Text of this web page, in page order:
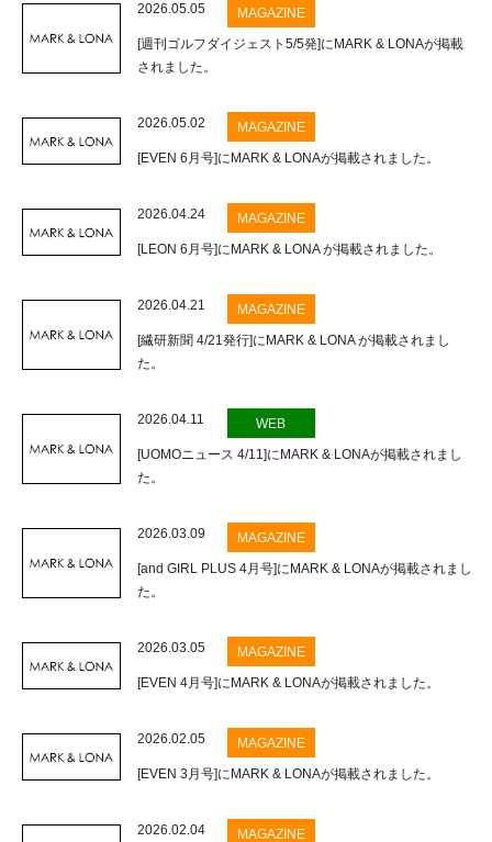
2026.05.05
MAGAZINE
[週刊ゴルフダイジェスト5/5発]にMARK & LONAが掲載
されました。
2026.05.02
MAGAZINE
[EVEN 6月号]にMARK & LONAが掲載されました。
2026.04.24
MAGAZINE
[LEON 6月号]にMARK & LONA が掲載されました。
2026.04.21
MAGAZINE
[繊研新聞 4/21発行]にMARK & LONA が掲載されまし
た。
2026.04.11
WEB
[UOMOニュース 4/11]にMARK & LONAが掲載されまし
た。
2026.03.09
MAGAZINE
[and GIRL PLUS 4月号]にMARK & LONAが掲載されまし
た。
2026.03.05
MAGAZINE
[EVEN 4月号]にMARK & LONAが掲載されました。
2026.02.05
MAGAZINE
[EVEN 3月号]にMARK & LONAが掲載されました。
2026.02.04
MAGAZINE